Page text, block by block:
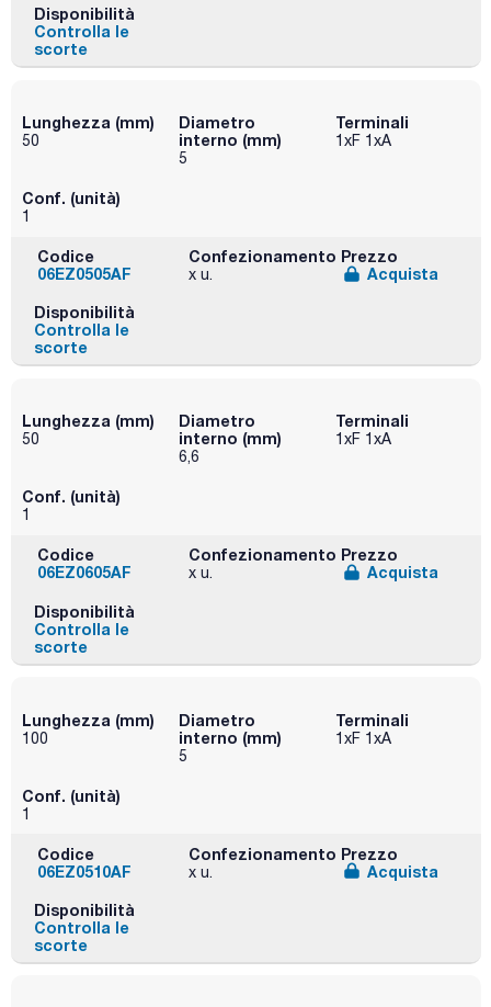
Disponibilità
Controlla le
scorte
Lunghezza (mm)
50
Diametro
interno (mm)
5
Terminali
1xF 1xA
Conf. (unità)
1
Codice
06EZ0505AF
Confezionamento
x u.
Prezzo
Acquista
Disponibilità
Controlla le
scorte
Lunghezza (mm)
50
Diametro
interno (mm)
6,6
Terminali
1xF 1xA
Conf. (unità)
1
Codice
06EZ0605AF
Confezionamento
x u.
Prezzo
Acquista
Disponibilità
Controlla le
scorte
Lunghezza (mm)
100
Diametro
interno (mm)
5
Terminali
1xF 1xA
Conf. (unità)
1
Codice
06EZ0510AF
Confezionamento
x u.
Prezzo
Acquista
Disponibilità
Controlla le
scorte